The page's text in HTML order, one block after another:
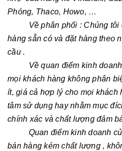
Phóng, Thaco, Howo, …
Về phân phối : Chúng tôi
hàng sẵn có và đặt hàng theo
cầu .
Về quan điểm kinh doanh :
mọi khách hàng không phân
ít, giá cả hợp lý cho mọi khách
tâm sử dụng hay nhằm mục
chính xác và chất lượng đảm
Quan điểm kinh doanh
bán hàng kém chất lượng ,